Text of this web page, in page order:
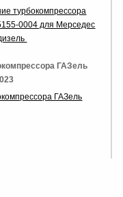
турбокомпрессора
0004 для Мерседес
ГАЗель
ГАЗель